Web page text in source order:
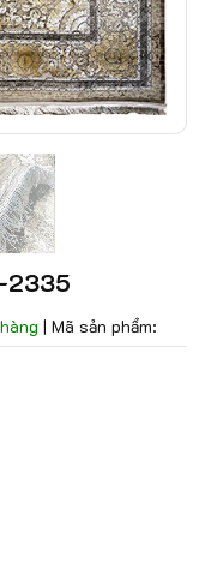
2335
| Mã sản phẩm: